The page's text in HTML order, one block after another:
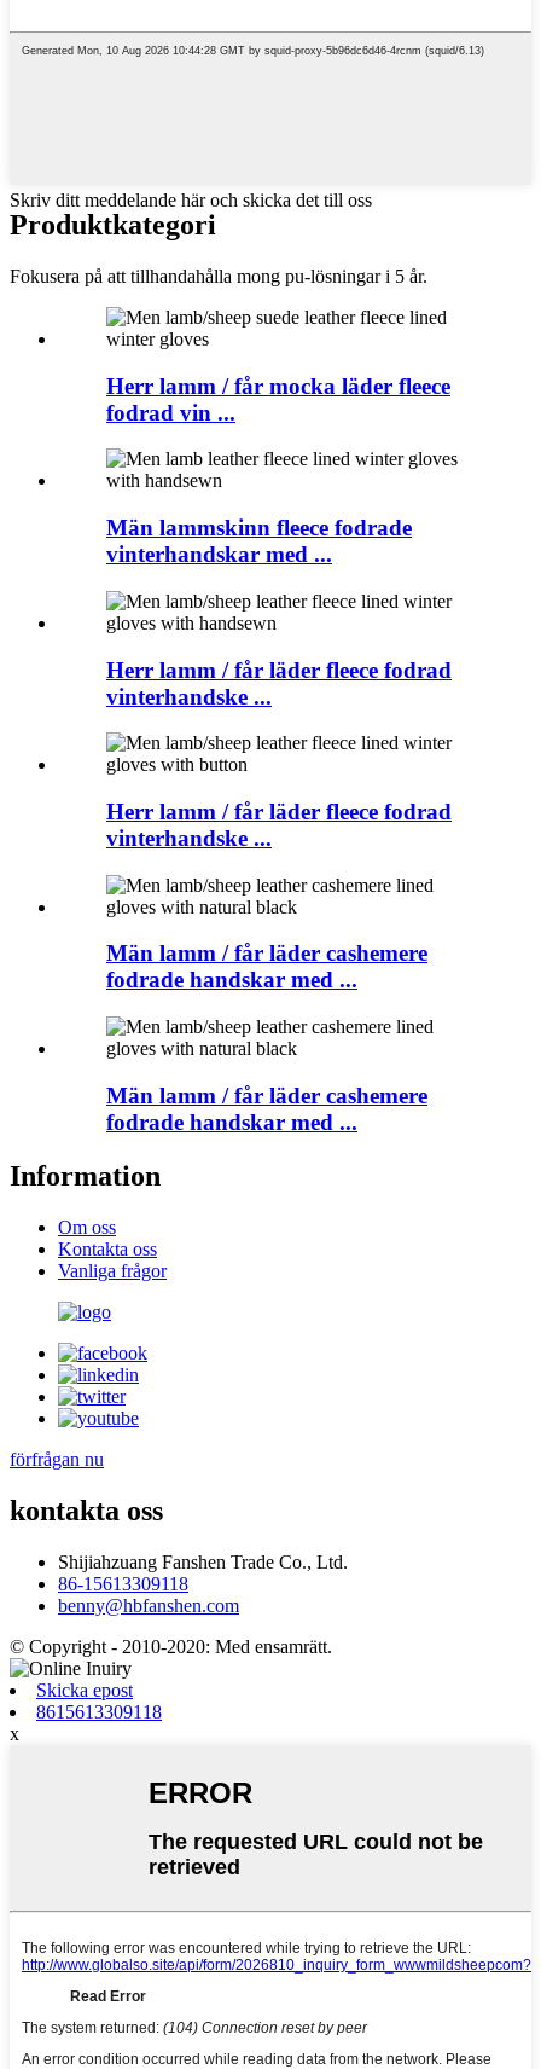
Skriv ditt meddelande här och skicka det till oss
Produktkategori
Fokusera på att tillhandahålla mong pu-lösningar i 5 år.
Herr lamm / får mocka läder fleece
fodrad vin ...
Män lammskinn fleece fodrade
vinterhandskar med ...
Herr lamm / får läder fleece fodrad
vinterhandske ...
Herr lamm / får läder fleece fodrad
vinterhandske ...
Män lamm / får läder cashemere
fodrade handskar med ...
Män lamm / får läder cashemere
fodrade handskar med ...
Information
Om oss
Kontakta oss
Vanliga frågor
förfrågan nu
kontakta oss
Shijiahzuang Fanshen Trade Co., Ltd.
86-15613309118
benny@hbfanshen.com
© Copyright - 2010-2020: Med ensamrätt.
Skicka epost
8615613309118
x